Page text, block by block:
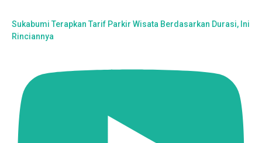
Sukabumi Terapkan Tarif Parkir Wisata Berdasarkan Durasi, Ini
Rinciannya